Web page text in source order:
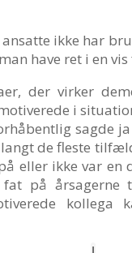
ikke har
have ret i en
der virker
i
sagde
de fleste
eller ikke var
fat på